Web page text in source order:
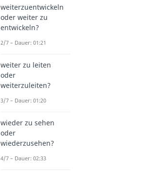
weiterzuentwickeln
oder weiter zu
entwickeln?
2/7 – Dauer: 01:21
weiter zu leiten
oder
weiterzuleiten?
3/7 – Dauer: 01:20
wieder zu sehen
oder
wiederzusehen?
4/7 – Dauer: 02:33